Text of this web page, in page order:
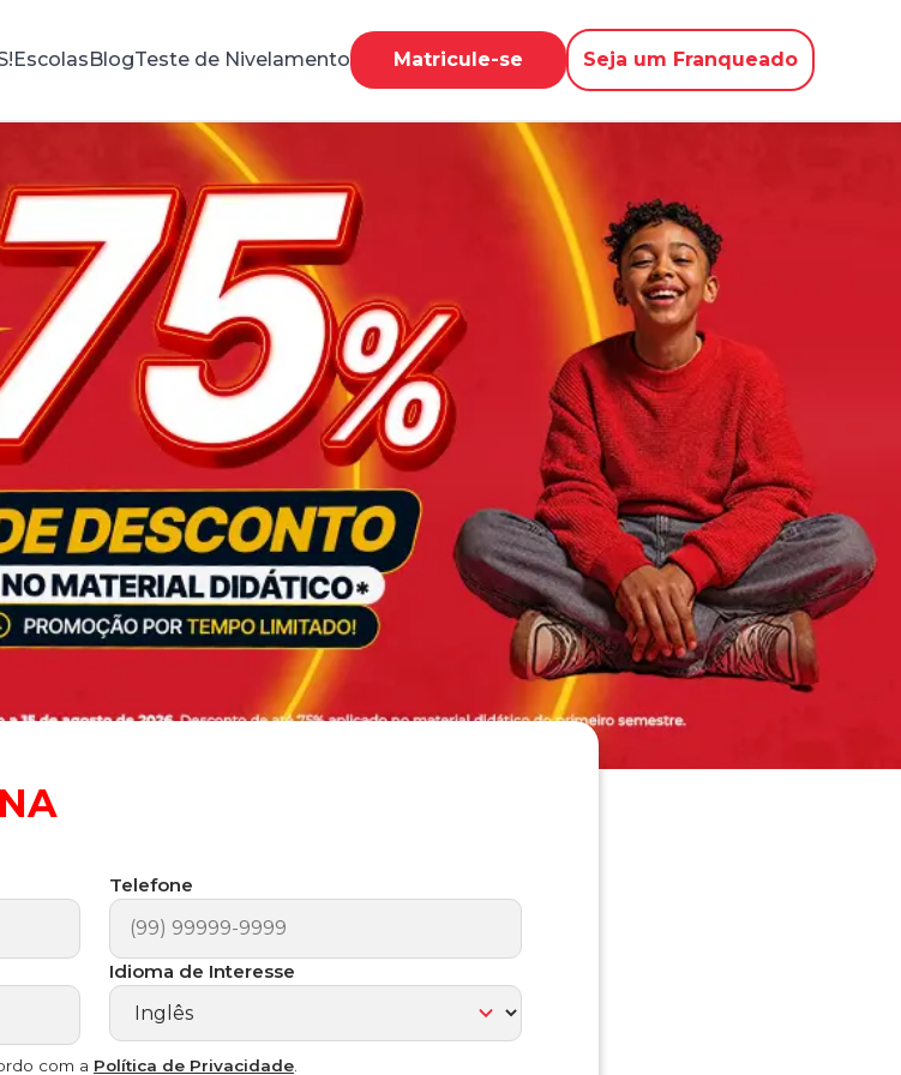
EscolasBlogTeste de Nivelamento Matricule-se Seja um Franqueado
Telefone
Idioma de Interesse
com a Política de Privacidade.